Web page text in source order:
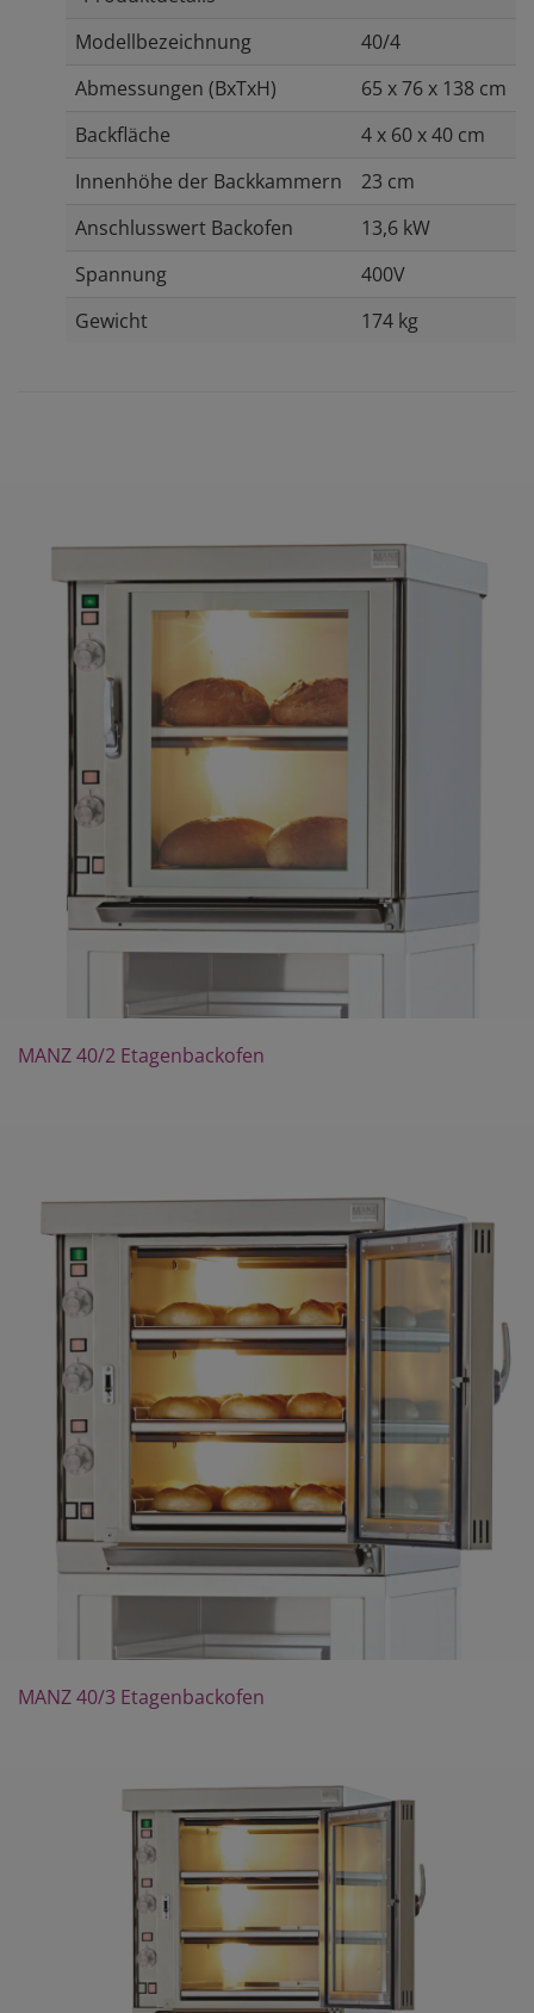
Modellbezeichnung
40/4
Abmessungen (BxTxH)
65 x 76 x 138 cm
Backfläche
4 x 60 x 40 cm
Innenhöhe der Backkammern
23 cm
Anschlusswert Backofen
13,6 kW
Spannung
400V
Gewicht
174 kg
MANZ 40/2 Etagenbackofen
MANZ 40/3 Etagenbackofen